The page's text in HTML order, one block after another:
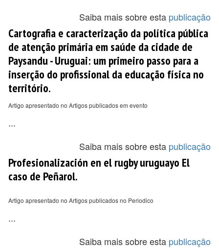
Saiba mais sobre esta publicação
Cartografia e caracterização da política pública
de atenção primária em saúde da cidade de
Paysandu - Uruguai: um primeiro passo para a
inserção do profissional da educação física no
território.
Artigo apresentado no Artigos publicados em evento
...
Saiba mais sobre esta publicação
Profesionalización en el rugby uruguayo El
caso de Peñarol.
Artigo apresentado no Artigos publicados no Periodico
...
Saiba mais sobre esta publicação